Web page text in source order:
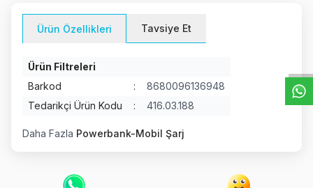
Ürün Özellikleri Tavsiye Et
Ürün Filtreleri
Barkod
:
8680096136948
Tedarikçi Ürün Kodu
: 416.03.188
Daha Fazla Powerbank-Mobil Şarj